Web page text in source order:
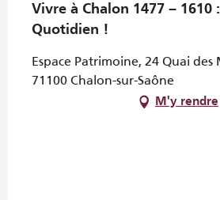
Vivre à Chalon 1477 – 1610
Quotidien !
Espace Patrimoine, 24 Quai des
71100 Chalon-sur-Saône
M'y rendre